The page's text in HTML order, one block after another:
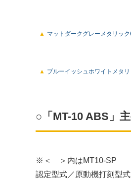
マットダークグレーメタリッ
ブルーイッシュホワイトメタ
○「MT-10 ABS」
※＜ ＞内はMT10-SP
認定型式／原動機打刻型